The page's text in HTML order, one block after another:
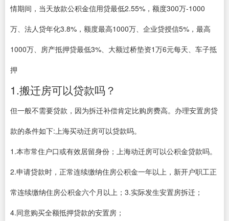
情期间，当天放款公积金信用贷最低2.55%，额度300万-1000
万、法人贷年化3.8%，额度最高1000万、企业贷授信5%，最高
1000万、房产抵押贷最低3%、大额过桥垫资1万6元每天、车子抵
押
1.搬迁房可以贷款吗？
但一般不需要贷款，因为拆迁补偿肯定比购房费高。办理安置房贷
款的条件如下:上海买动迁房可以贷款吗。
1.本市常住户口或有效居留身份；上海动迁房可以公积金贷款吗。
2.申请贷款时，正常连续缴纳住房公积金一年以上，新开户职工正
常连续缴纳住房公积金六个月以上；3.实际发生安置房拆迁；
4.同意购买全额抵押贷款的安置房；